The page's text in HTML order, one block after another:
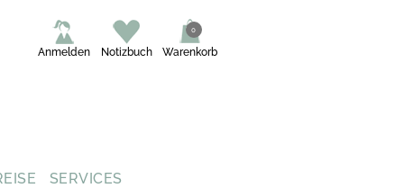
Warenkorb
0
Notizbuch
Anmelden
SERVICES